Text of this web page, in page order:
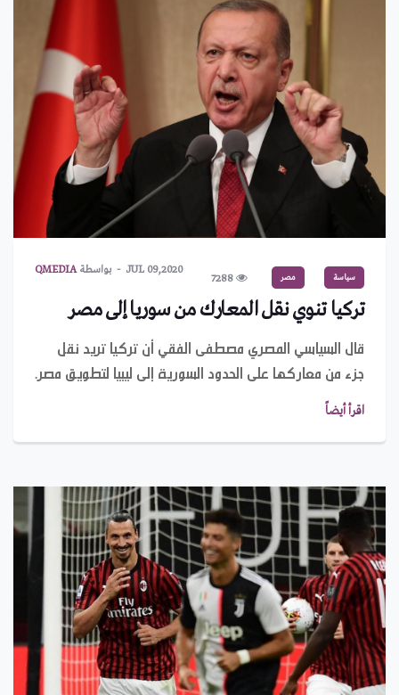
سياسة مصر 7288
JUL 09,2020 بواسطةQMEDIA
تركيا تنوي نقل المعارك من سوريا إلى مصر
قال السياسي المصري مصطفى الفقي أن تركيا تريد نقل
جزء من معاركها على الحدود السورية إلى ليبيا لتطويق مصر.
اقرأ أيضاً